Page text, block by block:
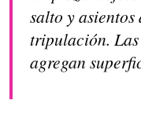
salto y asientos
tripulación. Las
agregan